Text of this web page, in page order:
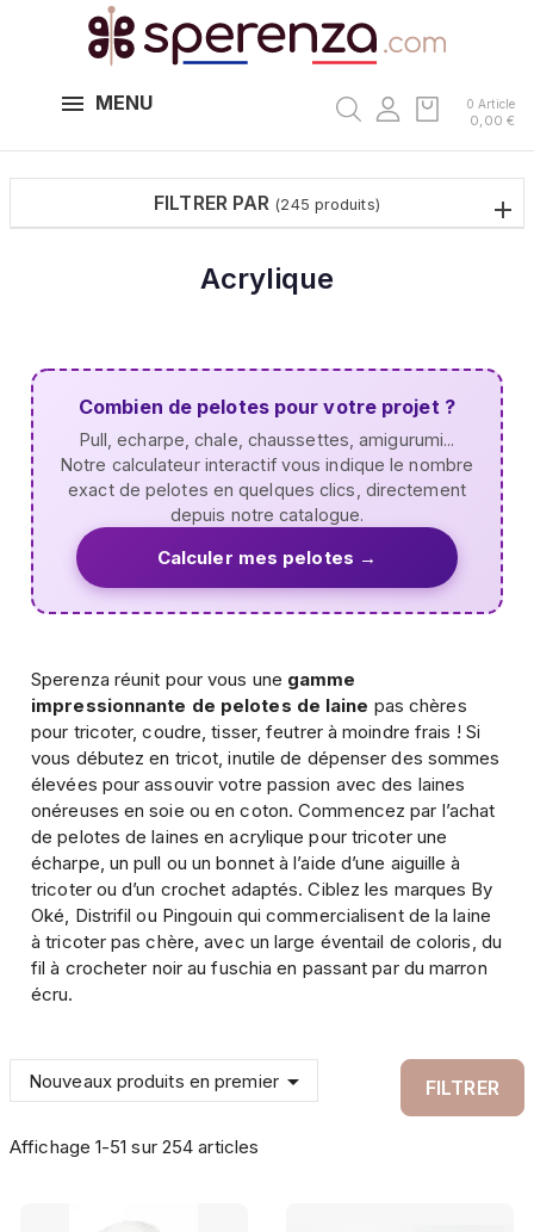
MENU 0 Article
0,00 €
FILTRER PAR (245 produits)
Acrylique
Combien de pelotes pour votre projet ?
Pull, echarpe, chale, chaussettes, amigurumi...
Notre calculateur interactif vous indique le nombre
exact de pelotes en quelques clics, directement
depuis notre catalogue.
Calculer mes pelotes →
Sperenza réunit pour vous une gamme
impressionnante de pelotes de laine pas chères
pour tricoter, coudre, tisser, feutrer à moindre frais ! Si
vous débutez en tricot, inutile de dépenser des sommes
élevées pour assouvir votre passion avec des laines
onéreuses en soie ou en coton. Commencez par l’achat
de pelotes de laines en acrylique pour tricoter une
écharpe, un pull ou un bonnet à l’aide d’une aiguille à
tricoter ou d’un crochet adaptés. Ciblez les marques By
Oké, Distrifil ou Pingouin qui commercialisent de la laine
à tricoter pas chère, avec un large éventail de coloris, du
fil à crocheter noir au fuschia en passant par du marron
écru.
Nouveaux produits en premier  FILTRER
Affichage 1-51 sur 254 articles